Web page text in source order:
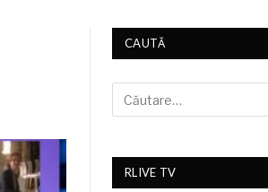
CAUTĂ
RLIVE TV